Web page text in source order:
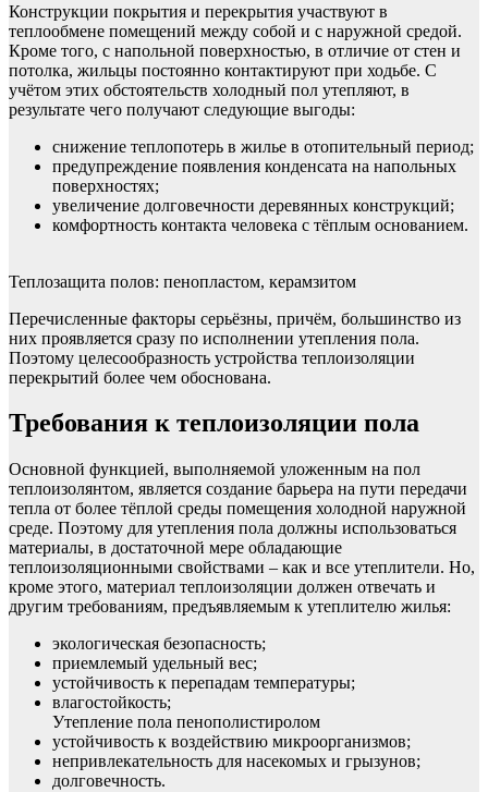
Конструкции покрытия и перекрытия участвуют в
теплообмене помещений между собой и с наружной средой.
Кроме того, с напольной поверхностью, в отличие от стен и
потолка, жильцы постоянно контактируют при ходьбе. С
учётом этих обстоятельств холодный пол утепляют, в
результате чего получают следующие выгоды:
снижение теплопотерь в жилье в отопительный период;
предупреждение появления конденсата на напольных
поверхностях;
увеличение долговечности деревянных конструкций;
комфортность контакта человека с тёплым основанием.
Теплозащита полов: пенопластом, керамзитом
Перечисленные факторы серьёзны, причём, большинство из
них проявляется сразу по исполнении утепления пола.
Поэтому целесообразность устройства теплоизоляции
перекрытий более чем обоснована.
Требования к теплоизоляции пола
Основной функцией, выполняемой уложенным на пол
теплоизолянтом, является создание барьера на пути передачи
тепла от более тёплой среды помещения холодной наружной
среде. Поэтому для утепления пола должны использоваться
материалы, в достаточной мере обладающие
теплоизоляционными свойствами – как и все утеплители. Но,
кроме этого, материал теплоизоляции должен отвечать и
другим требованиям, предъявляемым к утеплителю жилья:
экологическая безопасность;
приемлемый удельный вес;
устойчивость к перепадам температуры;
влагостойкость;
Утепление пола пенополистиролом
устойчивость к воздействию микроорганизмов;
непривлекательность для насекомых и грызунов;
долговечность.